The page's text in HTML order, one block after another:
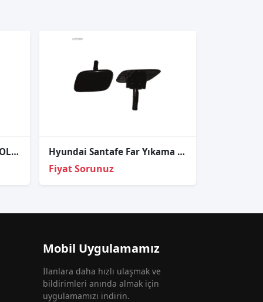
ACCENT ERA ÖN FAR SAĞ SOL SARI 2007 2008 2009 / SIFIR Hyundai Santafe Far Yıkama Kapak Sağ-Sol 2009-2012
Fiyat Sorunuz
Mobil Uygulamamız
İlanlara daha hızlı ulaşmak ve
bildirimleri anında almak için
uygulamamızı indirin.